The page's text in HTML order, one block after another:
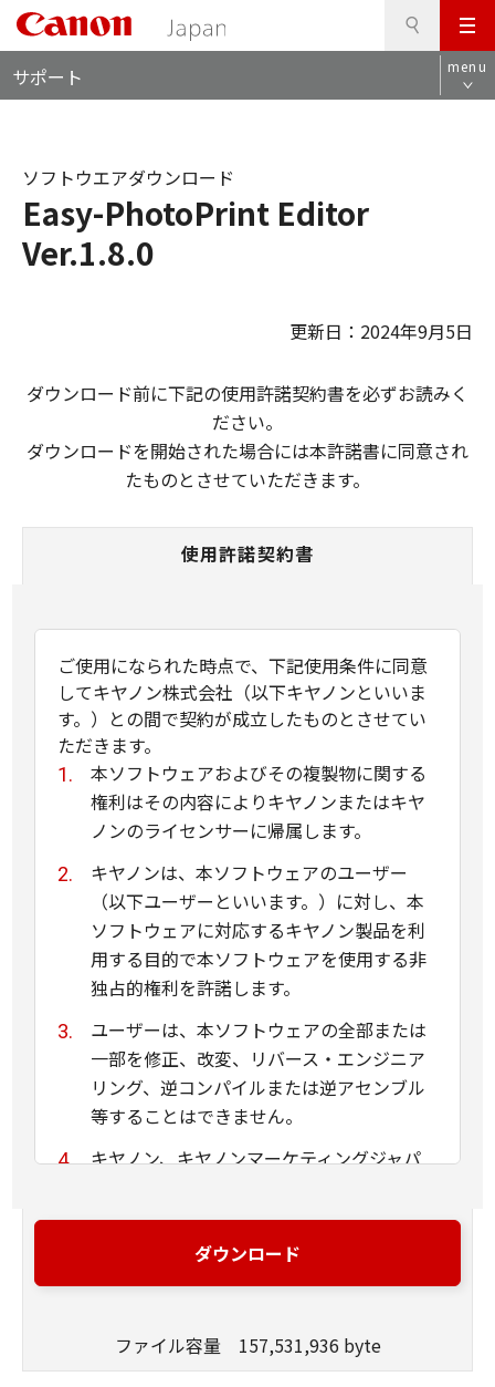
メ
ニ
ュ
サポート menu
Easy-PhotoPrint Editor
Ver.1.8.0
ソフトウエアダウンロード
更新日：2024年9月5日
ダウンロード前に下記の使用許諾契約書を必ずお読みく
ださい。
ダウンロードを開始された場合には本許諾書に同意され
たものとさせていただきます。
使用許諾契約書
ご使用になられた時点で、下記使用条件に同意
してキヤノン株式会社（以下キヤノンといいま
す。）との間で契約が成立したものとさせてい
ただきます。
本ソフトウェアおよびその複製物に関する
権利はその内容によりキヤノンまたはキヤ
ノンのライセンサーに帰属します。
キヤノンは、本ソフトウェアのユーザー
（以下ユーザーといいます。）に対し、本
ソフトウェアに対応するキヤノン製品を利
用する目的で本ソフトウェアを使用する非
独占的権利を許諾します。
ユーザーは、本ソフトウェアの全部または
一部を修正、改変、リバース・エンジニア
リング、逆コンパイルまたは逆アセンブル
等することはできません。
キヤノン、キヤノンマーケティングジャパ
は、本ソフトウェアがユーザーの特定の目
的のために適当であること、もしくは有用
ていかなる保証もいたしません。
キヤノン、キヤノンマーケティングジャパ
ダウンロード
ファイル容量 157,531,936 byte